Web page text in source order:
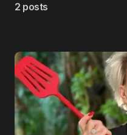
2 posts